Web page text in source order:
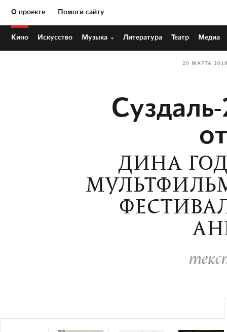
О проекте Помоги сайту
Кино Искусство Музыка Литература Театр Медиа
20 МАРТА
ДИНА